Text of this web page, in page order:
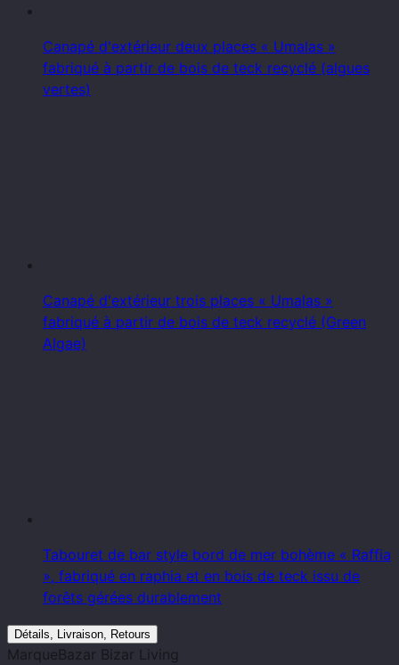
Canapé d'extérieur deux places « Umalas »
fabriqué à partir de bois de teck recyclé (algues
vertes)
Canapé d'extérieur trois places « Umalas »
fabriqué à partir de bois de teck recyclé (Green
Algae)
Tabouret de bar style bord de mer bohème « Raffia
», fabriqué en raphia et en bois de teck issu de
forêts gérées durablement
Détails, Livraison, Retours
MarqueBazar Bizar Living